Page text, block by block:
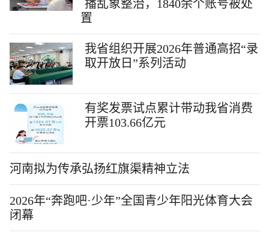
播乱象整治，1840余个账号被处
置
我省组织开展2026年普通高招“录
取开放日”系列活动
有奖发票试点累计带动我省消费
开票103.66亿元
河南拟为传承弘扬红旗渠精神立法
2026年“奔跑吧·少年”全国青少年阳光体育大会
闭幕